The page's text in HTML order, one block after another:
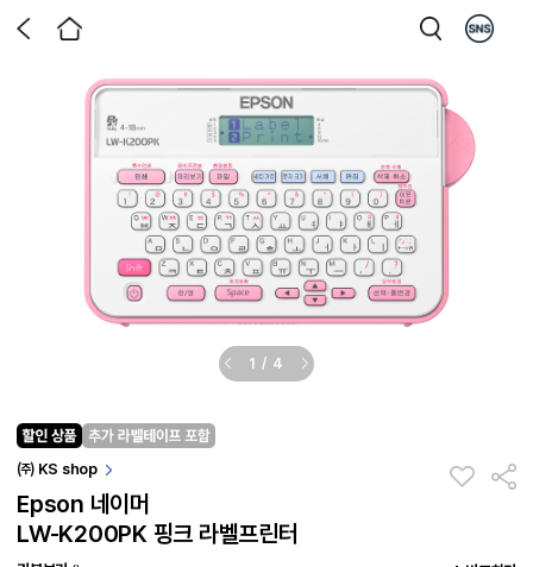
1 / 4
㈜ KS shop
Epson 네이머
LW-K200PK 핑크 라벨프린터